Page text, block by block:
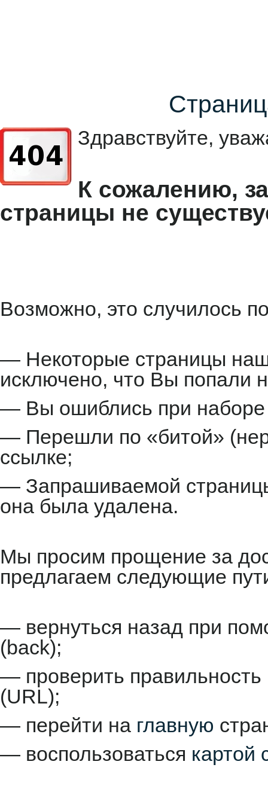
Здравствуйте,
К сожалению,
страницы не
Возможно, это случилось
— Некоторые страницы
исключено, что Вы попали
— Вы ошиблись при наборе
— Перешли по «битой»
ссылке;
— Запрашиваемой
она была удалена.
Мы просим прощение за
предлагаем следующие
— вернуться назад при
(back);
— проверить
(URL);
— перейти на главную
— воспользоваться картой